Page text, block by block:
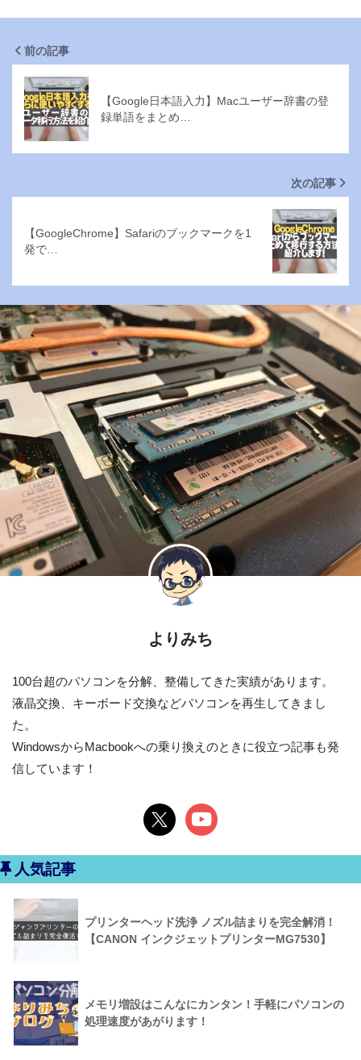
前の記事
【Google日本語入力】Macユーザー辞書の登
録単語をまとめ…
次の記事
【GoogleChrome】Safariのブックマークを1
発で…
よりみち
100台超のパソコンを分解、整備してきた実績があります。
液晶交換、キーボード交換などパソコンを再生してきまし
た。
WindowsからMacbookへの乗り換えのときに役立つ記事も発
信しています！
人気記事
プリンターヘッド洗浄 ノズル詰まりを完全解消！
【CANON インクジェットプリンターMG7530】
メモリ増設はこんなにカンタン！手軽にパソコンの
処理速度があがります！